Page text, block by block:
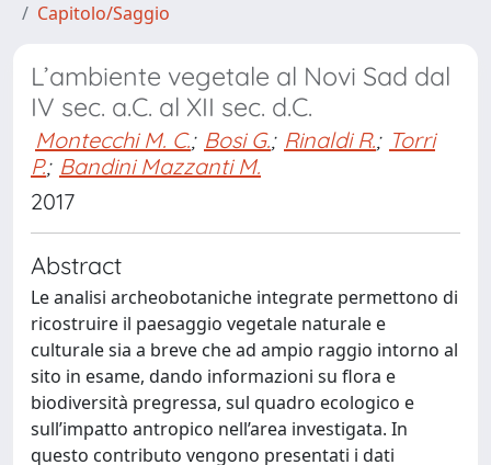
Capitolo/Saggio
L’ambiente vegetale al Novi Sad dal
IV sec. a.C. al XII sec. d.C.
Montecchi M. C.; Bosi G.; Rinaldi R.; Torri
P.; Bandini Mazzanti M.
2017
Abstract
Le analisi archeobotaniche integrate permettono di
ricostruire il paesaggio vegetale naturale e
culturale sia a breve che ad ampio raggio intorno al
sito in esame, dando informazioni su flora e
biodiversità pregressa, sul quadro ecologico e
sull’impatto antropico nell’area investigata. In
questo contributo vengono presentati i dati